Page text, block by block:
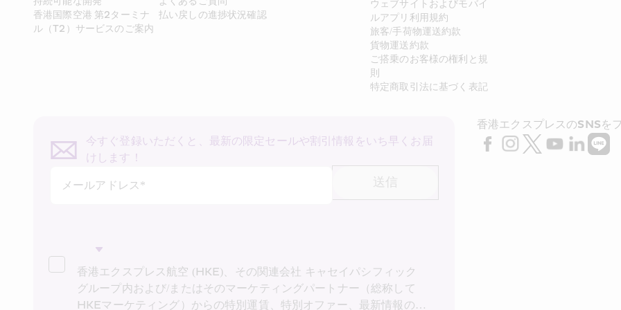
香港国際空港 第2ターミナ
ル（T2）サービスのご案内
払い戻しの進捗状況確認
ウェブサイトおよびモバイ
ルアプリ利用規約
旅客/手荷物運送約款
貨物運送約款
ご搭乗のお客様の権利と規
則
特定商取引法に基づく表記
今すぐ登録いただくと、最新の限定セールや割引情報をいち早くお届
けします！
メールアドレス*
送信
香港エクスプレス航空 (HKE)、その関連会社 キャセイパシフィック
グループ内および/またはそのマーケティングパートナー（総称して
HKEマーケティング）からの特別運賃、特別オファー、最新情報の受
香港エクスプレスのSNSを